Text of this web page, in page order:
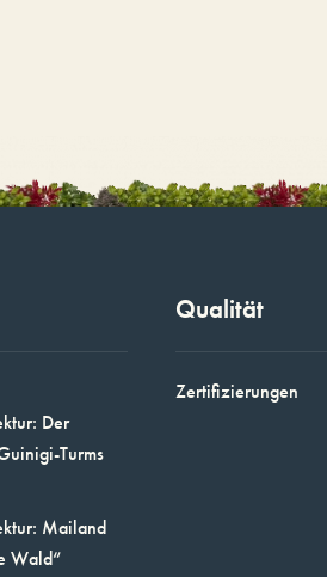
Der
Turms
Mailand
Wald“
Qualität
Zertifizierungen